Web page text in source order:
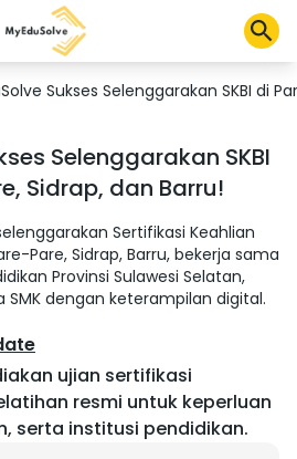
Sukses Selenggarakan SKBI di
Selenggarakan SKBI
Sidrap, dan Barru!
Sertifikasi Keahlian
Pare, Sidrap, Barru, bekerja sama
Provinsi Sulawesi Selatan,
SMK dengan keterampilan digital.
ujian sertifikasi
resmi untuk keperluan
serta institusi pendidikan.